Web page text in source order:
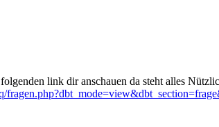
link dir anschauen da steht alles